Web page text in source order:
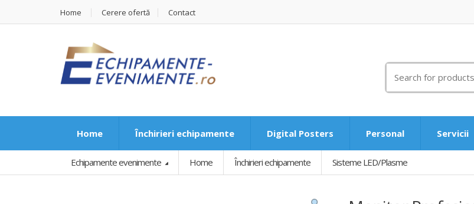
Home Cerere ofertă Contact
for:
Home Închirieri echipamente Digital Posters Personal Servicii
Echipamente evenimente Home Închirieri echipamente Sisteme LED/Plasme